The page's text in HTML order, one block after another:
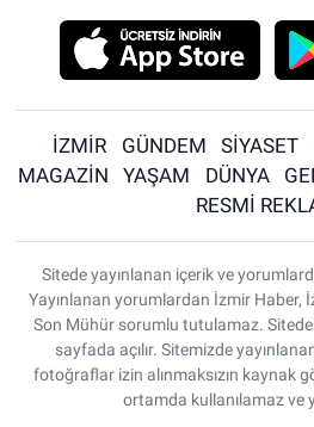
İZMİR GÜNDEM SİYASET
MAGAZİN
YAŞAM DÜNYA
RESMİ
Sitede yayınlanan içerik ve
Yayınlanan yorumlardan İzmir Haber,
Son Mühür sorumlu tutulamaz.
sayfada açılır. Sitemizde
fotoğraflar izin alınmaksızın kaynak
ortamda kullanılamaz ve